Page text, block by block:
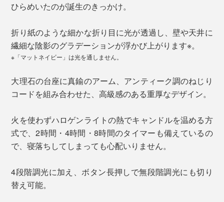
ひらめいたのが誕生のきっかけ。
折り紙のような細かな折り目に光が透過し、壁や天井に
繊細な陰影のグラデーションが浮かび上がります※。
※「マットネイビー」は光を通しません。
大理石の台座に真鍮のアーム、アンティーク調のねじり
コードを組み合わせた、高級感のある重厚なデザイン。
火を使わずハロゲンライトの熱でキャンドルを温める方
式で、2時間・4時間・8時間のタイマーも備えているの
で、寝落ちしてしまっても心配いりません。
4段階調光に加え、ボタン長押しで無段階調光にも切り
替え可能。